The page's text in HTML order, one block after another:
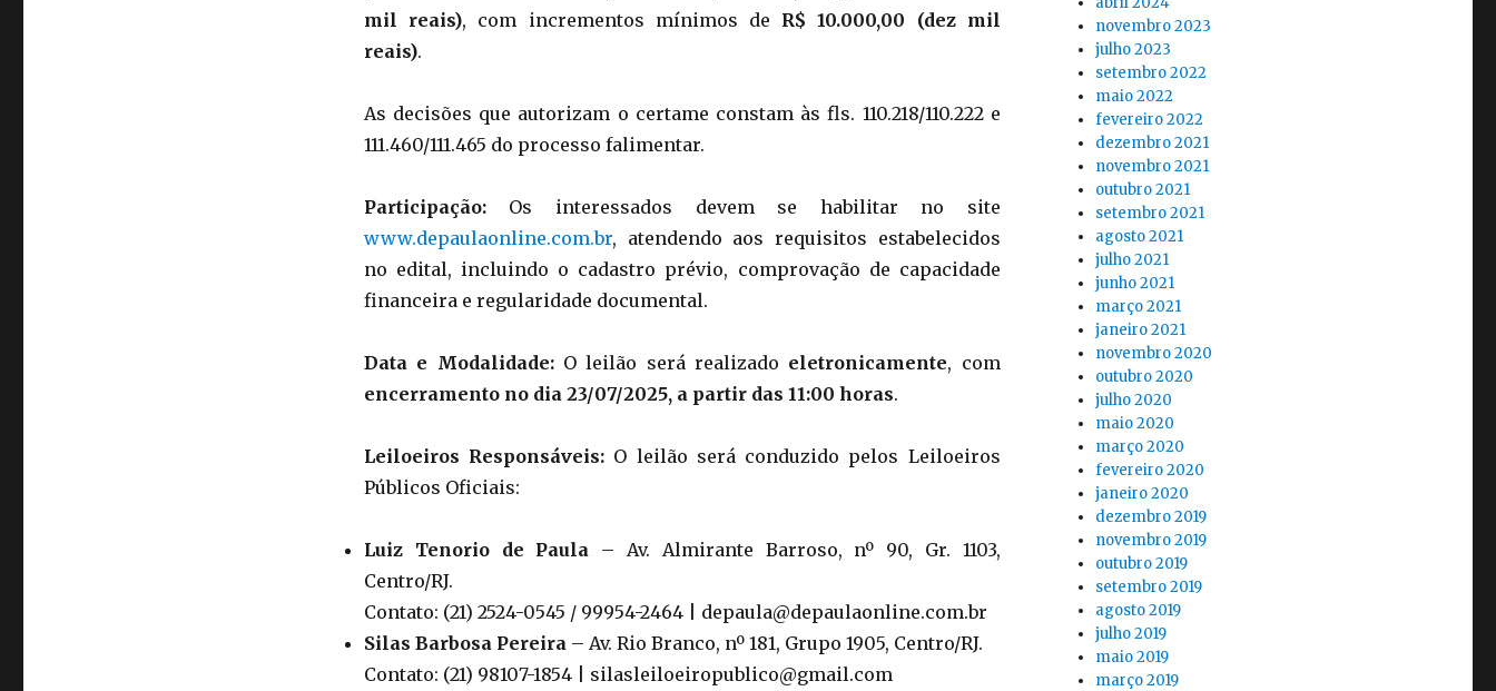
mil reais), com incrementos mínimos de R$ 10.000,00 (dez mil
reais).
As decisões que autorizam o certame constam às fls. 110.218/110.222 e
111.460/111.465 do processo falimentar.
Participação:Os interessados devem se habilitar no site
www.depaulaonline.com.br, atendendo aos requisitos estabelecidos
no edital, incluindo o cadastro prévio, comprovação de capacidade
financeira e regularidade documental.
Data e Modalidade:O leilão será realizado eletronicamente, com
encerramento no dia 23/07/2025, a partir das 11:00 horas.
Leiloeiros Responsáveis: O leilão será conduzido pelos Leiloeiros
Públicos Oficiais:
Luiz Tenorio de Paula – Av. Almirante Barroso, nº 90, Gr. 1103,
Centro/RJ.
Contato: (21) 2524-0545 / 99954-2464 | depaula@depaulaonline.com.br
Silas Barbosa Pereira– Av. Rio Branco, nº 181, Grupo 1905, Centro/RJ.
Contato: (21) 98107-1854 | silasleiloeiropublico@gmail.com
novembro 2023
julho 2023
setembro 2022
maio 2022
fevereiro 2022
dezembro 2021
novembro 2021
outubro 2021
setembro 2021
agosto 2021
julho 2021
junho 2021
março 2021
janeiro 2021
novembro 2020
outubro 2020
julho 2020
maio 2020
março 2020
fevereiro 2020
janeiro 2020
dezembro 2019
novembro 2019
outubro 2019
setembro 2019
agosto 2019
julho 2019
maio 2019
março 2019